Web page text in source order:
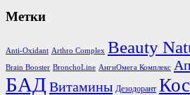
Метки
Anti-Oxidant Arthro Complex Beauty
Brain Booster BronchoLine АнгиОмега Комплекс
БАД Витамины Дезодорант